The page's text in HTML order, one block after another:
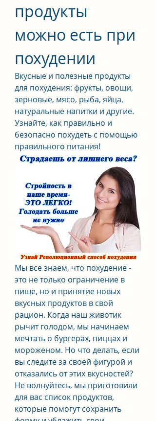
продукты
можно есть при
похудении
Вкусные и полезные продукты
для похудения: фрукты, овощи,
зерновые, мясо, рыба, яйца,
натуральные напитки и другие.
Узнайте, как правильно и
безопасно похудеть с помощью
правильного питания!
Мы все знаем, что похудение -
это не только ограничение в
пище, но и принятие новых
вкусных продуктов в свой
рацион. Когда наш животик
рычит голодом, мы начинаем
мечтать о бургерах, пиццах и
мороженом. Но что делать, если
вы следите за своей фигурой и
отказались от этих вкусностей?
Не волнуйтесь, мы приготовили
для вас список продуктов,
которые помогут сохранить